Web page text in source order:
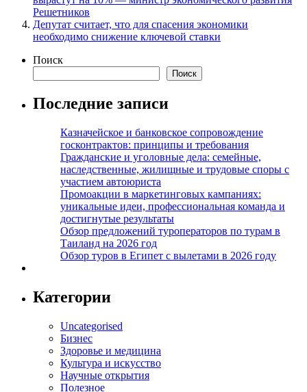
Решетников
Депутат считает, что для спасения экономики
необходимо снижение ключевой ставки
Поиск
Поиск
Последние записи
Казначейское и банковское сопровождение
госконтрактов: принципы и требования
Гражданские и уголовные дела: семейные,
наследственные, жилищные и трудовые споры с
участием автоюриста
Промоакции в маркетинговых кампаниях:
уникальные идеи, профессиональная команда и
достигнутые результаты
Обзор предложений туроператоров по турам в
Таиланд на 2026 год
Обзор туров в Египет с вылетами в 2026 году
Категории
Uncategorised
Бизнес
Здоровье и медицина
Культура и искусство
Научные открытия
Полезное